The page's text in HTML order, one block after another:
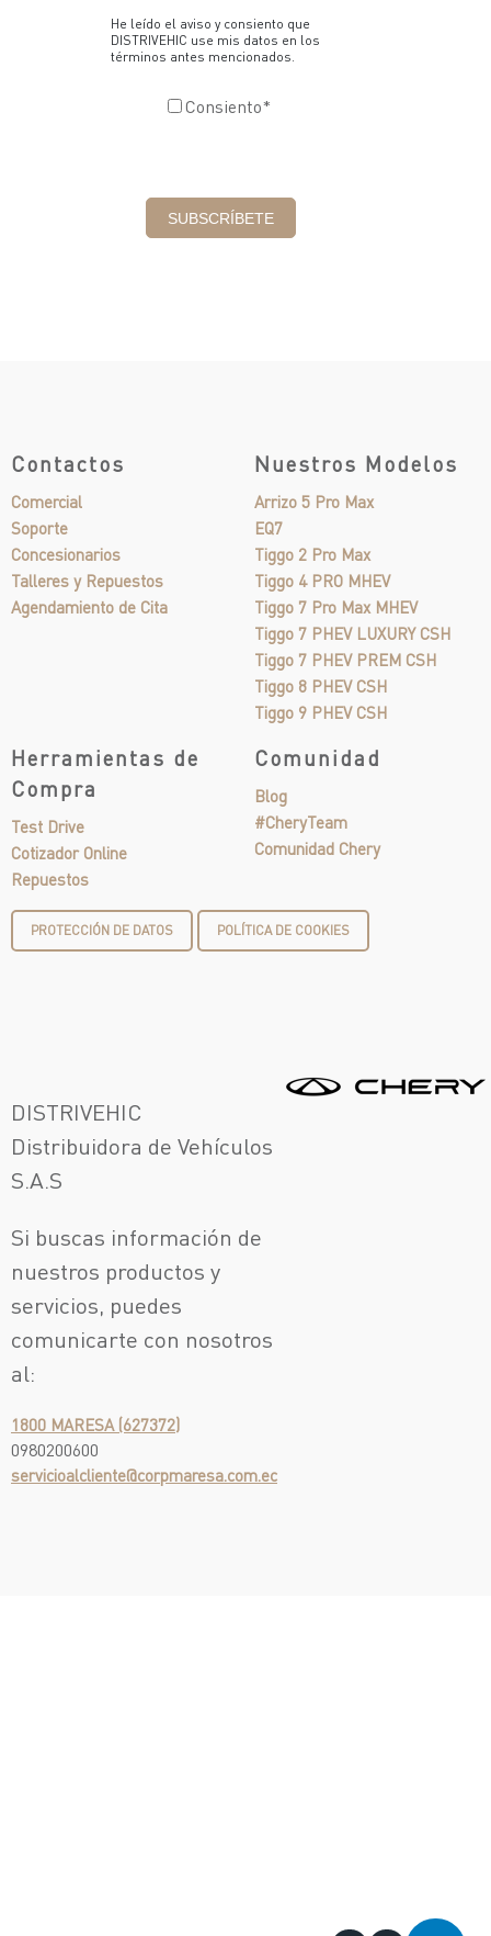
He leído el aviso y consiento que
DISTRIVEHIC use mis datos en los
términos antes mencionados.
Consiento*
Contactos
Comercial
Soporte
Concesionarios
Talleres y Repuestos
Agendamiento de Cita
Nuestros Modelos
Arrizo 5 Pro Max
EQ7
Tiggo 2 Pro Max
Tiggo 4 PRO MHEV
Tiggo 7 Pro Max MHEV
Tiggo 7 PHEV LUXURY CSH
Tiggo 7 PHEV PREM CSH
Tiggo 8 PHEV CSH
Tiggo 9 PHEV CSH
Herramientas de
Compra
Test Drive
Cotizador Online
Repuestos
Comunidad
Blog
#CheryTeam
Comunidad Chery
PROTECCIÓN DE DATOS POLÍTICA DE COOKIES
DISTRIVEHIC
Distribuidora de Vehículos
S.A.S
Si buscas información de
nuestros productos y
servicios, puedes
comunicarte con nosotros
al:
1800 MARESA (627372)
0980200600
servicioalcliente@corpmaresa.com.ec